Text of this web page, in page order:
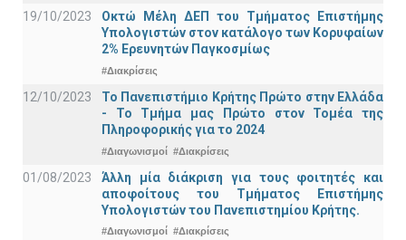
19/10/2023
Οκτώ Μέλη ΔΕΠ του Τμήματος Επιστήμης
Υπολογιστών στον κατάλογο των Κορυφαίων
2% Ερευνητών Παγκοσμίως
#Διακρίσεις
12/10/2023
Το Πανεπιστήμιο Κρήτης Πρώτο στην Ελλάδα
- Το Τμήμα μας Πρώτο στον Τομέα της
Πληροφορικής για το 2024
#Διαγωνισμοί #Διακρίσεις
01/08/2023
Άλλη μία διάκριση για τους φοιτητές και
αποφοίτους του Τμήματος Επιστήμης
Υπολογιστών του Πανεπιστημίου Κρήτης.
#Διαγωνισμοί #Διακρίσεις